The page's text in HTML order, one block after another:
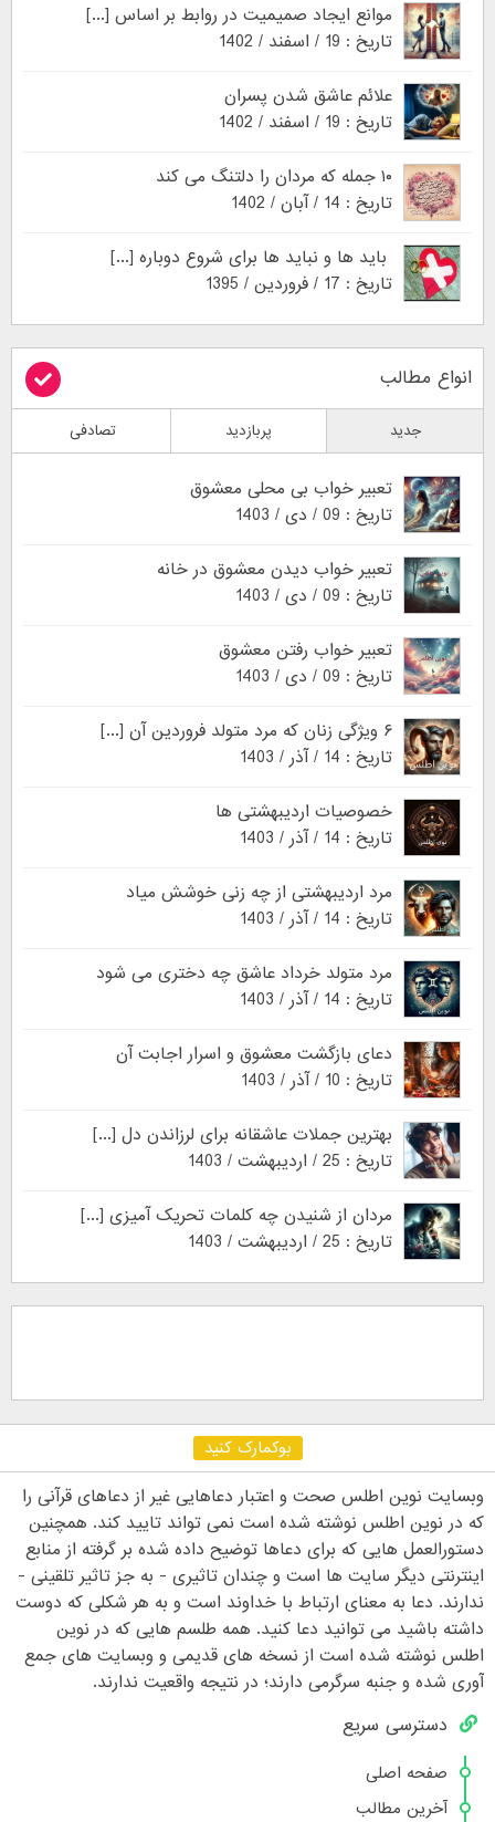
موانع ایجاد صمیمیت در روابط بر اساس [...]
تاریخ : 19 / اسفند / 1402
علائم عاشق شدن پسران
تاریخ : 19 / اسفند / 1402
۱۰ جمله که مردان را دلتنگ می کند
تاریخ : 14 / آبان / 1402
باید ها و نباید ها برای شروع دوباره [...]
تاریخ : 17 / فروردین / 1395
انواع مطالب
جدید پربازدید تصادفی
تعبیر خواب بی محلی معشوق
تاریخ : 09 / دی / 1403
تعبیر خواب دیدن معشوق در خانه
تاریخ : 09 / دی / 1403
تعبیر خواب رفتن معشوق
تاریخ : 09 / دی / 1403
۶ ویژگی زنان که مرد متولد فروردین آن [...]
تاریخ : 14 / آذر / 1403
خصوصیات اردیبهشتی ها
تاریخ : 14 / آذر / 1403
مرد اردیبهشتی از چه زنی خوشش میاد
تاریخ : 14 / آذر / 1403
مرد متولد خرداد عاشق چه دختری می شود
تاریخ : 14 / آذر / 1403
دعای بازگشت معشوق و اسرار اجابت آن
تاریخ : 10 / آذر / 1403
بهترین جملات عاشقانه برای لرزاندن دل [...]
تاریخ : 25 / اردیبهشت / 1403
مردان از شنیدن چه کلمات تحریک آمیزی [...]
تاریخ : 25 / اردیبهشت / 1403
بوکمارک کنید
وبسایت نوین اطلس صحت و اعتبار دعاهایی غیر از دعاهای قرآنی را
که در نوین اطلس نوشته شده است نمی تواند تایید کند. همچنین
دستورالعمل هایی که برای دعاها توضیح داده شده بر گرفته از منابع
اینترنتی دیگر سایت ها است و چندان تاثیری - به جز تاثیر تلقینی -
ندارند. دعا به معنای ارتباط با خداوند است و به هر شکلی که دوست
داشته باشید می توانید دعا کنید. همه طلسم هایی که در نوین
اطلس نوشته شده است از نسخه های قدیمی و وبسایت های جمع
آوری شده و جنبه سرگرمی دارند؛ در نتیجه واقعیت ندارند.
دسترسی سریع
صفحه اصلی
آخرین مطالب